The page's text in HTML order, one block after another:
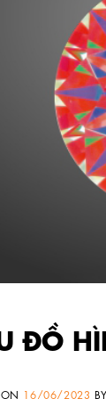
ĐỒ
16/06/2023 BY